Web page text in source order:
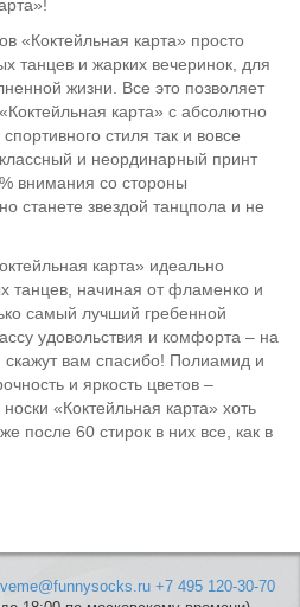
«Коктейльная карта» просто
танцев и жарких вечеринок, для
жизни. Все это позволяет
карта» с абсолютно
стиля так и вовсе
и неординарный принт
внимания со стороны
станете звездой танцпола и не
карта» идеально
танцев, начиная от фламенко и
самый лучший гребенной
удовольствия и комфорта – на
вам спасибо! Полиамид и
и яркость цветов –
«Коктейльная карта» хоть
после 60 стирок в них все, как в
+7 495 120-30-70